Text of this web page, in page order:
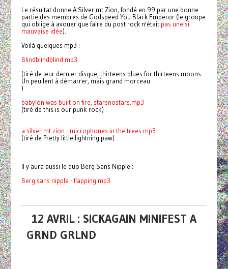
Le résultat donne A Silver mt Zion, fondé en 99 par une bonne
partie des membres de Godspeed You Black Emperor (le groupe
qui oblige à avouer que faire du post rock n'était pas une si
mauvaise idée).
Voilà quelques mp3 :
Blindblindblind.mp3
(tiré de leur dernier disque, thirteens blues for thirteens moons.
Un peu lent à démarrer, mais grand morceau
)
babylon was built on fire, starsnostars.mp3
(tiré de this is our punk rock)
a silver mt zion - microphones in the trees.mp3
(tiré de Pretty little lightning paw)
Il y aura aussi le duo Berg Sans Nipple :
Berg sans nipple - flapping.mp3
12 AVRIL : SICKAGAIN MINIFEST A
GRND GRLND